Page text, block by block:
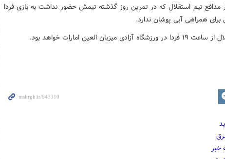
مدافع تیم استقلال که در تمرین روز گذشته تیمش حضور نداشت به بازی فردا
همراهی آبی پوشان ندارد.
میزبان العین امارات خواهد بود.